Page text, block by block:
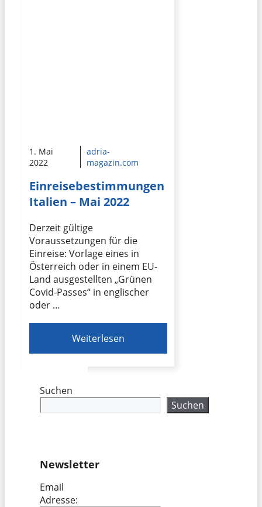
1. Mai
2022
adria-
magazin.com
Einreisebestimmungen
Italien – Mai 2022
Derzeit gültige
Voraussetzungen für die
Einreise: Vorlage eines in
Österreich oder in einem EU-
Land ausgestellten „Grünen
Covid-Passes“ in englischer
oder …
Weiterlesen
Suchen
Suchen
Newsletter
Email
Adresse: